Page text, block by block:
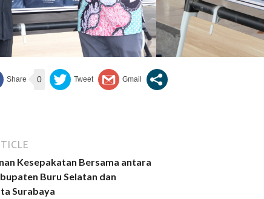
0
Kesepakatan Bersama antara
Buru Selatan dan
Surabaya